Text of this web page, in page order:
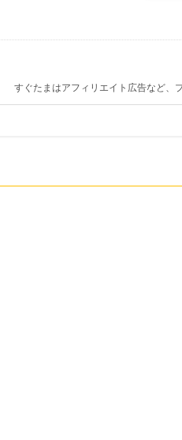
すぐたまはアフィリエイト広告など、